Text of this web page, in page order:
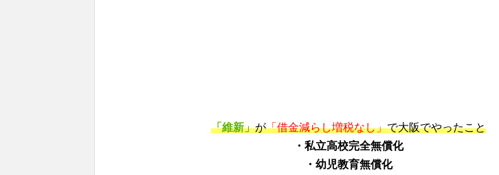
「維新」が「借金減らし増税なし」で大阪でやったこと
・私立高校完全無償化
・幼児教育無償化